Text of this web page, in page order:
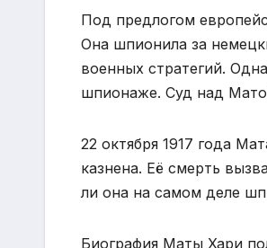
Под предлогом
Она шпионила за
военных стратегий.
шпионаже. Суд над
22 октября 1917 года
казнена. Её смерть
ли она на самом деле
Биография Маты Хари